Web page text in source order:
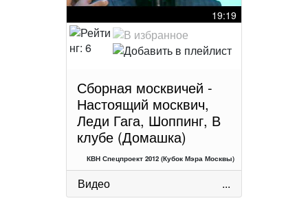
19:19
Сборная москвичей -
Настоящий москвич,
Леди Гага, Шоппинг, В
клубе (Домашка)
КВН Спецпроект 2012 (Кубок Мэра Москвы)
Видео ...